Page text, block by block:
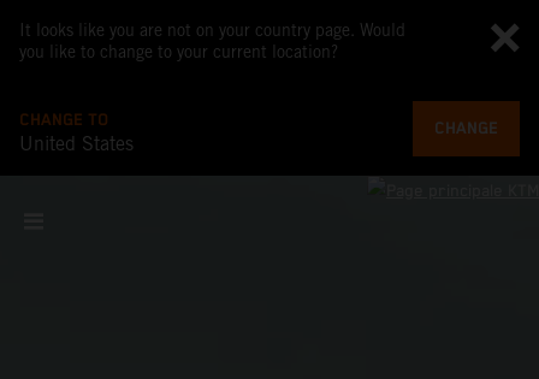
It looks like you are not on your country page. Would
you like to change to your current location?
CHANGE TO
United States
CHANGE